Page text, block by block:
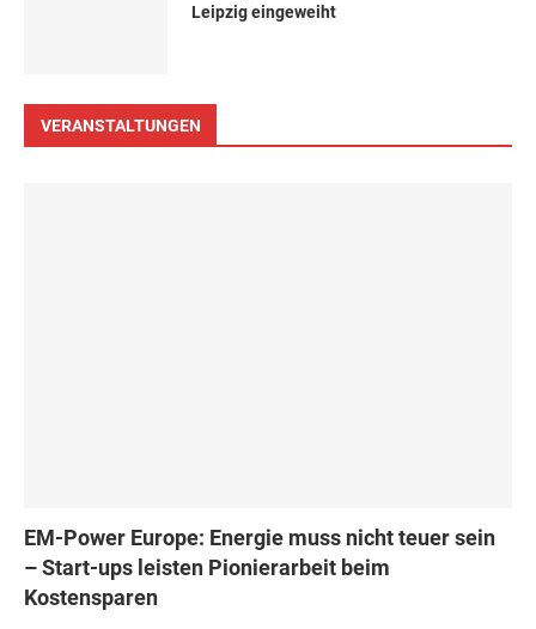
Leipzig eingeweiht
VERANSTALTUNGEN
EM-Power Europe: Energie muss nicht teuer sein
– Start-ups leisten Pionierarbeit beim
Kostensparen